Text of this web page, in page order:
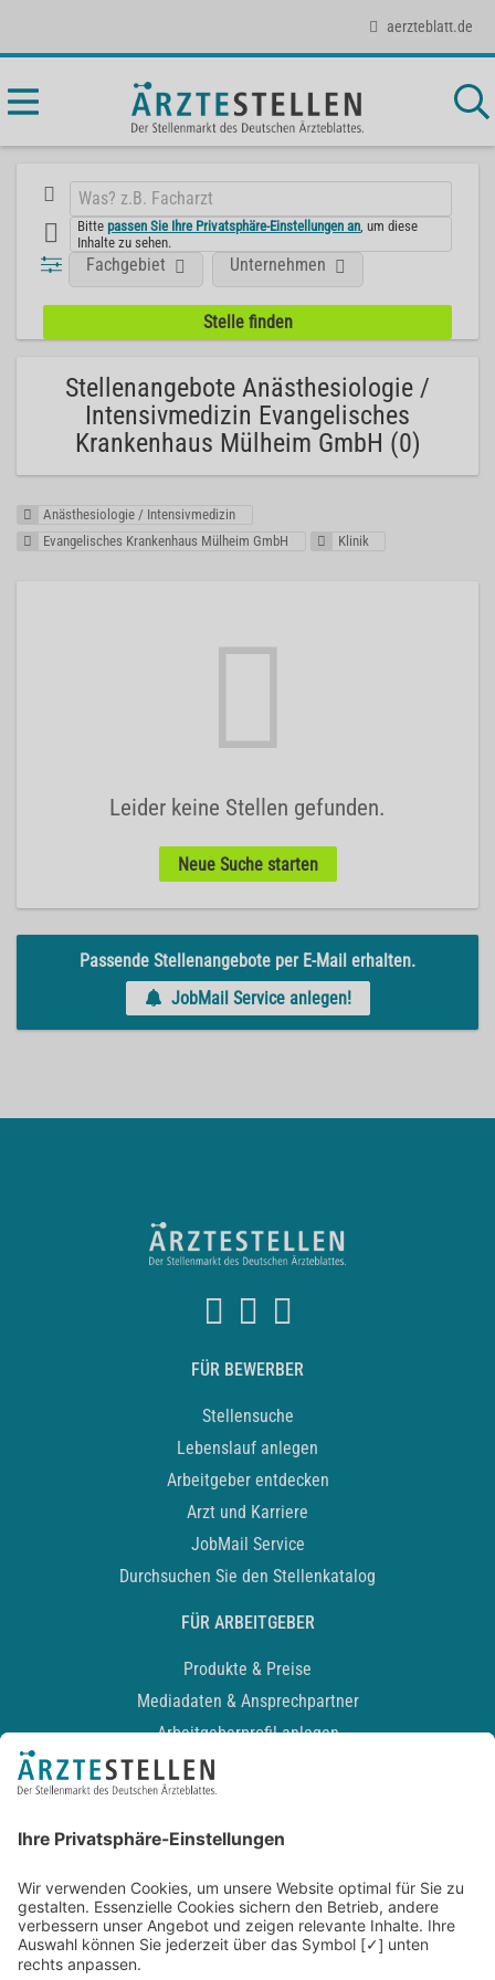
aerzteblatt.de
Bittepassen Sie Ihre Privatsphäre-Einstellungen an , um diese
Inhalte zu sehen.
Fachgebiet Unternehmen
Stellenangebote Anästhesiologie /
Intensivmedizin Evangelisches
Krankenhaus Mülheim GmbH (0)
Anästhesiologie / Intensivmedizin
Evangelisches Krankenhaus Mülheim GmbH
Klinik
Leider keine Stellen gefunden.
Neue Suche starten
Passende Stellenangebote per E-Mail erhalten.
JobMail Service anlegen!
FÜR BEWERBER
Stellensuche
Lebenslauf anlegen
Arbeitgeber entdecken
Arzt und Karriere
JobMail Service
Durchsuchen Sie den Stellenkatalog
FÜR ARBEITGEBER
Produkte & Preise
Mediadaten & Ansprechpartner
Arbeitgeberprofil anlegen
Recruiting-Podcast
Kontakt
Datenschutz
Newsletter